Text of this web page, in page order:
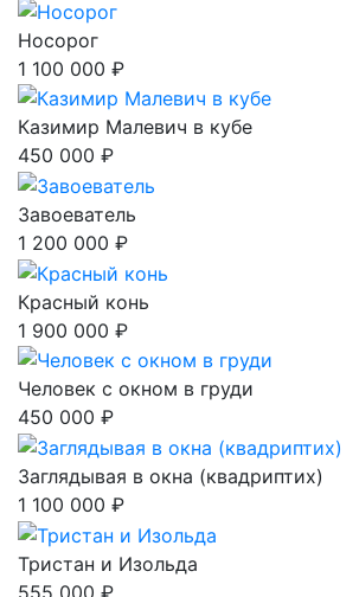
Носорог
1 100 000 ₽
Казимир Малевич в кубе
450 000 ₽
Завоеватель
1 200 000 ₽
Красный конь
1 900 000 ₽
Человек с окном в груди
450 000 ₽
Заглядывая в окна (квадриптих)
1 100 000 ₽
Тристан и Изольда
555 000 ₽